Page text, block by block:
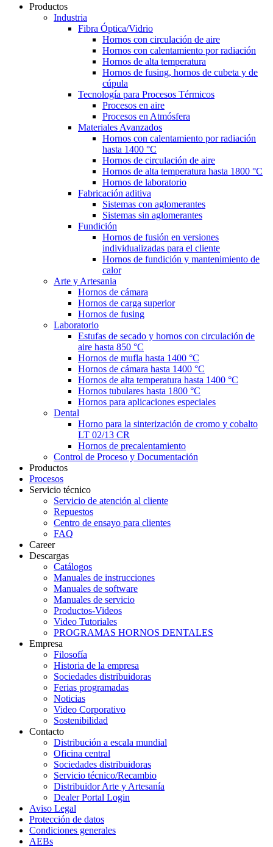
Productos
Industria
Fibra Óptica/Vidrio
Hornos con circulación de aire
Hornos con calentamiento por radiación
Hornos de alta temperatura
Hornos de fusing, hornos de cubeta y de
cúpula
Tecnología para Procesos Térmicos
Procesos en aire
Procesos en Atmósfera
Materiales Avanzados
Hornos con calentamiento por radiación
hasta 1400 °C
Hornos de circulación de aire
Hornos de alta temperatura hasta 1800 °C
Hornos de laboratorio
Fabricación aditiva
Sistemas con aglomerantes
Sistemas sin aglomerantes
Fundición
Hornos de fusión en versiones
individualizadas para el cliente
Hornos de fundición y mantenimiento de
calor
Arte y Artesania
Hornos de cámara
Hornos de carga superior
Hornos de fusing
Laboratorio
Estufas de secado y hornos con circulación de
aire hasta 850 °C
Hornos de mufla hasta 1400 °C
Hornos de cámara hasta 1400 °C
Hornos de alta temperatura hasta 1400 °C
Hornos tubulares hasta 1800 °C
Hornos para aplicaciones especiales
Dental
Horno para la sinterización de cromo y cobalto
LT 02/13 CR
Hornos de precalentamiento
Control de Proceso y Documentación
Productos
Procesos
Servicio técnico
Servicio de atención al cliente
Repuestos
Centro de ensayo para clientes
FAQ
Career
Descargas
Catálogos
Manuales de instrucciones
Manuales de software
Manuales de servicio
Productos-Videos
Video Tutoriales
PROGRAMAS HORNOS DENTALES
Empresa
Filosofía
Historia de la empresa
Sociedades distribuidoras
Ferias programadas
Noticias
Video Corporativo
Sostenibilidad
Contacto
Distribución a escala mundial
Oficina central
Sociedades distribuidoras
Servicio técnico/Recambio
Distribuidor Arte y Artesanía
Dealer Portal Login
Aviso Legal
Protección de datos
Condiciones generales
AEBs